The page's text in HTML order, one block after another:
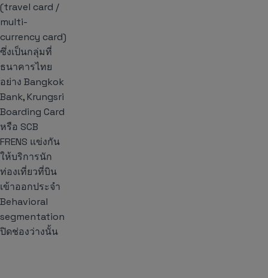
(travel card /
multi-
currency card)
ซึ่งเป็นกลุ่มที่
ธนาคารไทย
อย่าง Bangkok
Bank, Krungsri
Boarding Card
หรือ SCB
FRENS แข่งกัน
ให้บริการนัก
ท่องเที่ยวที่บิน
เข้าออกประจำ
Behavioral
segmentation
ปิดช่องว่างนั้น